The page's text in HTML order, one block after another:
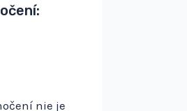
nie je